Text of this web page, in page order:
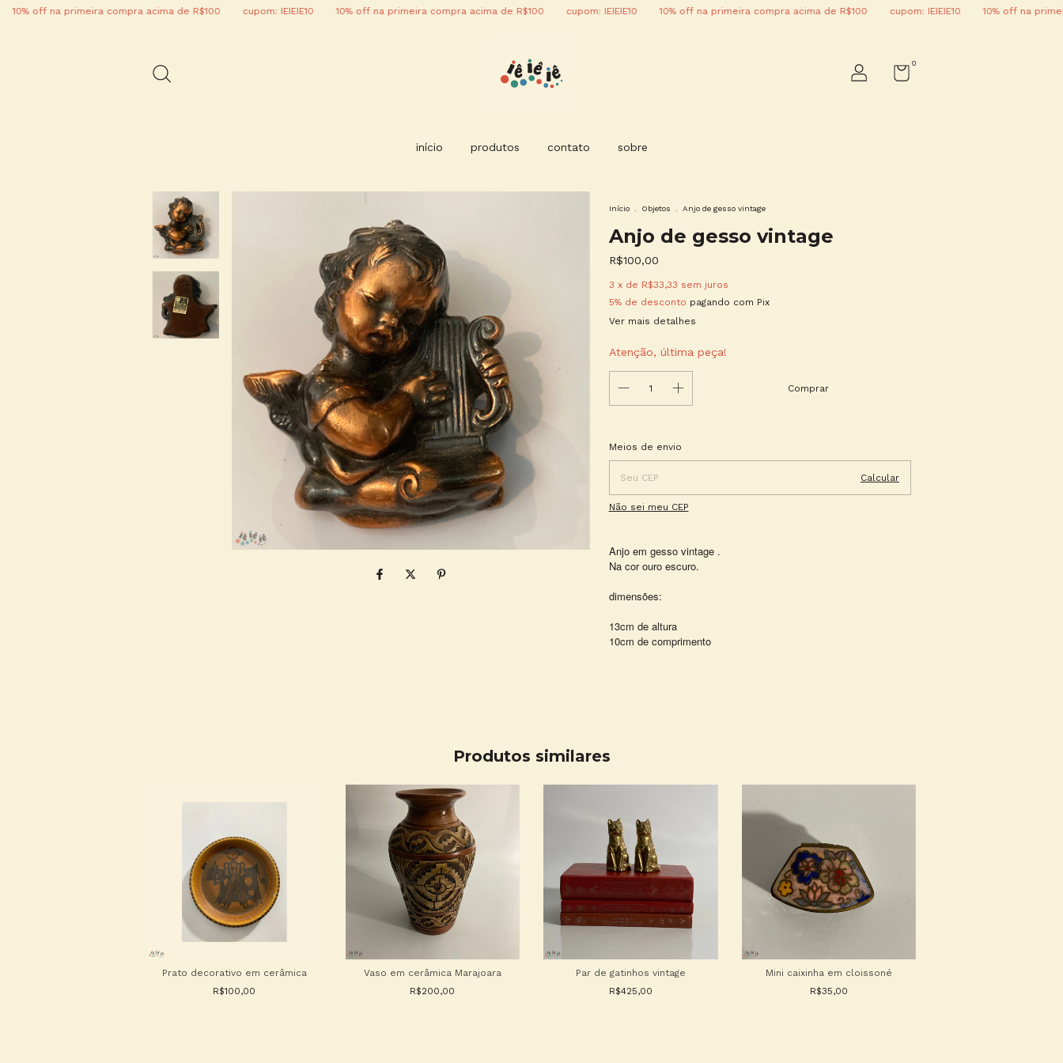
na primeira compra acima de R$100 cupom: IEIEIE10 10% off na primeira compra acima de R$100 cupom: IEIEIE10 10% off na primeira compra acima de R$100 cupom: IEIEIE10 10% off na primeira
0
início produtos contato sobre
Início Objetos Anjo de gesso vintage
Anjo de gesso vintage
R$100,00
3 x de R$33,33 sem juros
5% de desconto pagando com Pix
Ver mais detalhes
Atenção, última peça!
Entregas para o CEP:
Meios de envio
Calcular
Não sei meu CEP
Anjo em gesso vintage .
Na cor ouro escuro.
dimensões:
13cm de altura
10cm de comprimento
Produtos similares
Prato decorativo em cerâmica
R$100,00
Vaso em cerâmica Marajoara
R$200,00
Par de gatinhos vintage
R$425,00
Mini caixinha em cloissoné
R$35,00